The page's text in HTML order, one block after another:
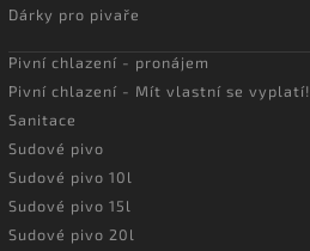
Dárky pro pivaře
Pivní chlazení - pronájem
Pivní chlazení - Mít vlastní se vyplatí!
Sanitace
Sudové pivo
Sudové pivo 10l
Sudové pivo 15l
Sudové pivo 20l